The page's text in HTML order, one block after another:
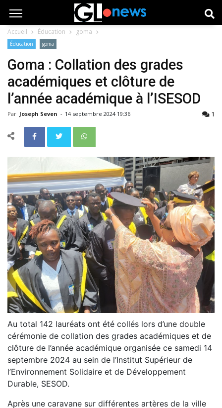
Accueil Éducation goma
Éducation goma
Goma : Collation des grades
académiques et clôture de
l’année académique à l’ISESOD
Par Joseph Seven - 14 septembre 2024 19:36 1
Au total 142 lauréats ont été collés lors d’une double
cérémonie de collation des grades académiques et de
clôture de l’année académique organisée ce samedi 14
septembre 2024 au sein de l’Institut Supérieur de
l’Environnement Solidaire et de Développement
Durable, SESOD.
Après une caravane sur différentes artères de la ville